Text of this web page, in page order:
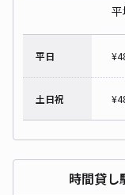
平
平日 ¥
土日祝 ¥
時間貸し